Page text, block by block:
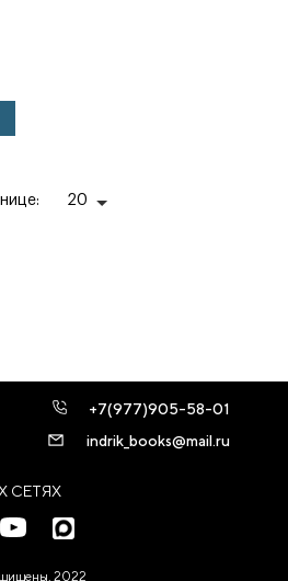
20
СЕТЯХ
+7(977)905-58-01
indrik_books@mail.ru
2022